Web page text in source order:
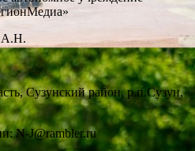
А.Н.
Сузунский район, р.п.Сузун,
N-J@rambler.ru